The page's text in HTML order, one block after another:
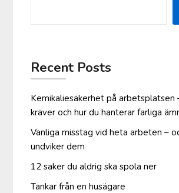
Recent Posts
Kemikaliesäkerhet på arbetsplatsen
kräver och hur du hanterar farliga
Vanliga misstag vid heta arbeten –
undviker dem
12 saker du aldrig ska spola ner
Tankar från en husägare